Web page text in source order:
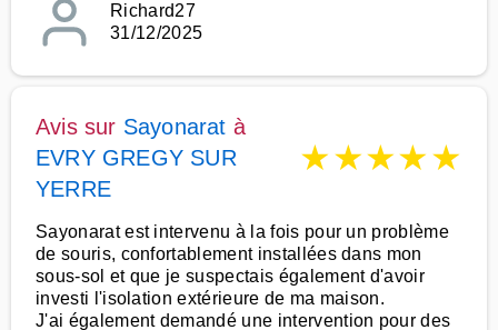
Richard27
31/12/2025
Avis sur Sayonarat à
EVRY GREGY SUR
YERRE
★★★★★
Sayonarat est intervenu à la fois pour un problème
de souris, confortablement installées dans mon
sous-sol et que je suspectais également d'avoir
investi l'isolation extérieure de ma maison.
J'ai également demandé une intervention pour des